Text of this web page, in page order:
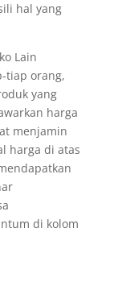
hal yang
Lain
tiap orang,
yang
harga
menjamin
harga di atas
di kolom